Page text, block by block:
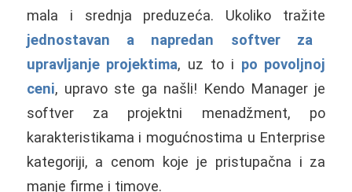
mala i srednja preduzeća. Ukoliko tražite
jednostavan a napredan softver za
upravljanje projektima, uz to i po povoljnoj
ceni, upravo ste ga našli! Kendo Manager je
softver za projektni menadžment, po
karakteristikama i mogućnostima u Enterprise
kategoriji, a cenom koje je pristupačna i za
manje firme i timove.